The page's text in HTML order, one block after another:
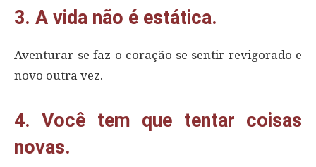
3. A vida não é estática.
Aventurar-se faz o coração se sentir revigorado e
novo outra vez.
4. Você tem que tentar coisas
novas.